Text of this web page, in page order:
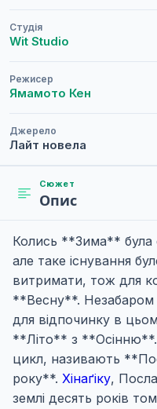
Студія
Wit Studio
Режисер
Ямамото Кен
Джерело
Лайт новела
Сюжет
Опис
Колись **Зима** була
але таке існування
витримати, тож для
**Весну**. Незабаром
для відпочинку в
**Літо** з
цикл, називають
року**. Хінаґіку,
землі десять років